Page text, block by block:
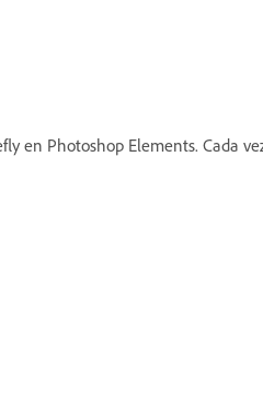
en Photoshop Elements. Cada